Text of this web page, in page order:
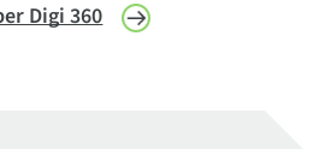
Digi 360